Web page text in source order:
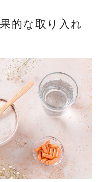
的な取り入れ